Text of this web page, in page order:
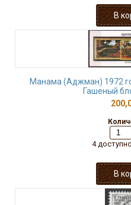
Манама (Аджман) 1972
Гашеный
4